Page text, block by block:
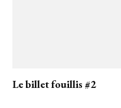
Le billet fouillis #2